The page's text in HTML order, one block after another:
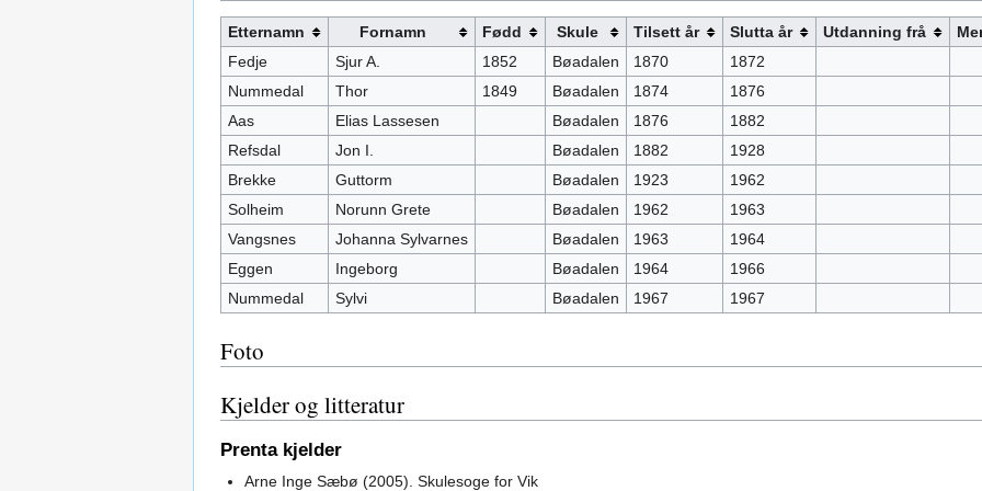
Etternamn Fornamn Fødd Skule Tilsett år Slutta år Utdanning frå
Fedje
Sjur A. 1852 Bøadalen 1870
1872
Nummedal
Thor 1849 Bøadalen 1874
1876
Aas
Elias Lassesen Bøadalen 1876
1882
Refsdal
Jon I. Bøadalen 1882
1928
Brekke
Guttorm Bøadalen 1923
1962
Solheim
Norunn Grete Bøadalen 1962
1963
Vangsnes
Johanna Sylvarnes Bøadalen 1963
1964
Eggen
Ingeborg Bøadalen 1964
1966
Nummedal
Sylvi Bøadalen 1967 1967
Foto
Kjelder og litteratur
Prenta kjelder
Arne Inge Sæbø (2005). Skulesoge for Vik